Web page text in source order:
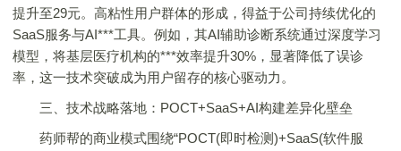
提升至29元。高粘性用户群体的形成，得益于公司持续优化的
SaaS服务与AI***工具。例如，其AI辅助诊断系统通过深度学习
模型，将基层医疗机构的***效率提升30%，显著降低了误诊
率，这一技术突破成为用户留存的核心驱动力。
三、技术战略落地：POCT+SaaS+AI构建差异化壁垒
药师帮的商业模式围绕“POCT(即时检测)+SaaS(软件服